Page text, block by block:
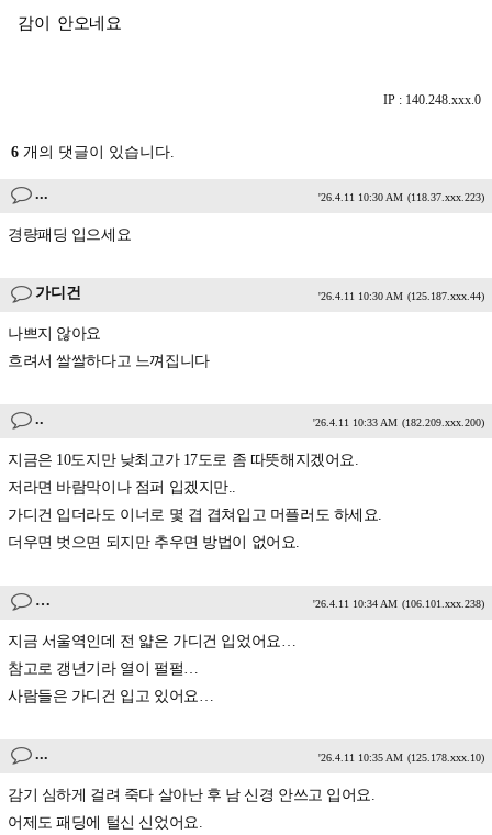
감이 안오네요
IP : 140.248.xxx.0
6 개의 댓글이 있습니다.
... '26.4.11 10:30 AM (118.37.xxx.223)
경량패딩 입으세요
가디건 '26.4.11 10:30 AM (125.187.xxx.44)
나쁘지 않아요
흐려서 쌀쌀하다고 느껴집니다
.. '26.4.11 10:33 AM (182.209.xxx.200)
지금은 10도지만 낮최고가 17도로 좀 따뜻해지겠어요.
저라면 바람막이나 점퍼 입겠지만..
가디건 입더라도 이너로 몇 겹 겹쳐입고 머플러도 하세요.
더우면 벗으면 되지만 추우면 방법이 없어요.
… '26.4.11 10:34 AM (106.101.xxx.238)
지금 서울역인데 전 얇은 가디건 입었어요…
참고로 갱년기라 열이 펄펄…
사람들은 가디건 입고 있어요…
... '26.4.11 10:35 AM (125.178.xxx.10)
감기 심하게 걸려 죽다 살아난 후 남 신경 안쓰고 입어요.
어제도 패딩에 털신 신었어요.